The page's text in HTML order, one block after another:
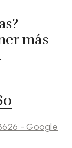
más
- Google